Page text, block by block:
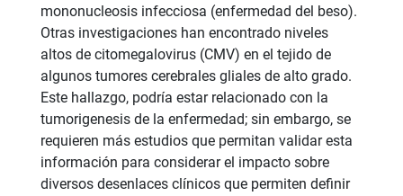
mononucleosis infecciosa (enfermedad del beso).
Otras investigaciones han encontrado niveles
altos de citomegalovirus (CMV) en el tejido de
algunos tumores cerebrales gliales de alto grado.
Este hallazgo, podría estar relacionado con la
tumorigenesis de la enfermedad; sin embargo, se
requieren más estudios que permitan validar esta
información para considerar el impacto sobre
diversos desenlaces clínicos que permiten definir